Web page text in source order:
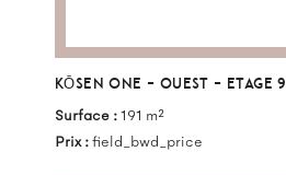
KŌSEN ONE – OUEST – ETAGE 9
Surface :191 m²
Prix :field_bwd_price